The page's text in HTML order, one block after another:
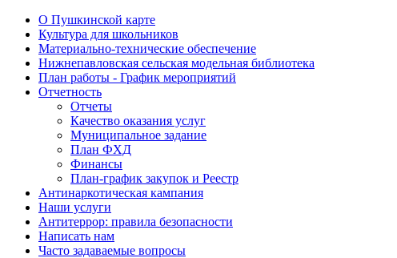
О Пушкинской карте
Культура для школьников
Материально-технические обеспечение
Нижнепавловская сельская модельная библиотека
План работы - График мероприятий
Отчетность
Отчеты
Качество оказания услуг
Муниципальное задание
План ФХД
Финансы
План-график закупок и Реестр
Антинаркотическая кампания
Наши услуги
Антитеррор: правила безопасности
Написать нам
Часто задаваемые вопросы